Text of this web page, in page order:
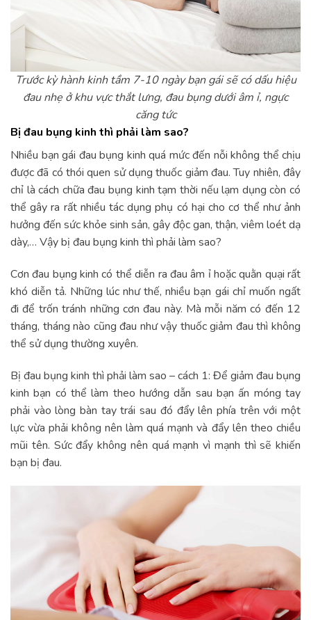
Trước kỳ hành kinh tầm 7-10 ngày bạn gái sẽ có dấu hiệu
đau nhẹ ở khu vực thắt lưng, đau bụng dưới âm ỉ, ngực
căng tức
Bị đau bụng kinh thì phải làm sao?
Nhiều bạn gái đau bụng kinh quá mức đến nỗi không thể chịu
được đã có thói quen sử dụng thuốc giảm đau. Tuy nhiên, đây
chỉ là cách chữa đau bụng kinh tạm thời nếu lạm dụng còn có
thể gây ra rất nhiều tác dụng phụ có hại cho cơ thể như ảnh
hưởng đến sức khỏe sinh sản, gây độc gan, thận, viêm loét dạ
dày,… Vậy bị đau bụng kinh thì phải làm sao?
Cơn đau bụng kinh có thể diễn ra đau âm ỉ hoặc quằn quại rất
khó diễn tả. Những lúc như thế, nhiều bạn gái chỉ muốn ngất
đi để trốn tránh những cơn đau này. Mà mỗi năm có đến 12
tháng, tháng nào cũng đau như vậy thuốc giảm đau thì không
thể sử dụng thường xuyên.
Bị đau bụng kinh thì phải làm sao – cách 1: Để giảm đau bụng
kinh bạn có thể làm theo hướng dẫn sau bạn ấn móng tay
phải vào lòng bàn tay trái sau đó đẩy lên phía trên với một
lực vừa phải không nên làm quá mạnh và đẩy lên theo chiều
mũi tên. Sức đẩy không nên quá mạnh vì mạnh thì sẽ khiến
bạn bị đau.